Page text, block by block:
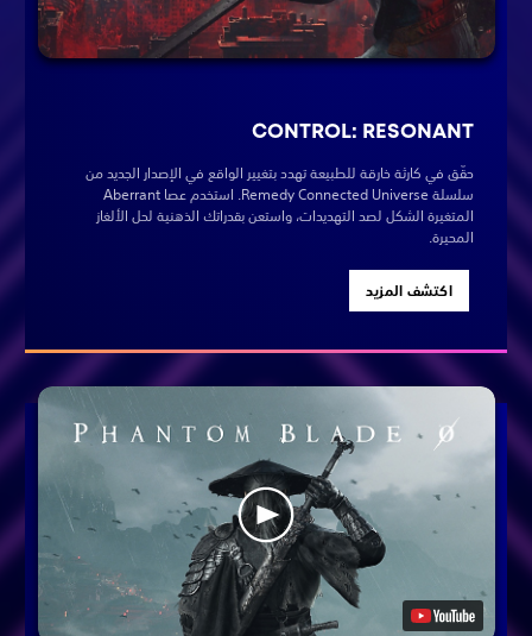
CONTROL: RESONANT
حقّق في كارثة خارقة للطبيعة تهدد بتغيير الواقع في الإصدار الجديد من
سلسلة Remedy Connected Universe. استخدم عصا Aberrant
المتغيرة الشكل لصد التهديدات، واستعن بقدراتك الذهنية لحل الألغاز
المحيرة.
اكتشف المزيد